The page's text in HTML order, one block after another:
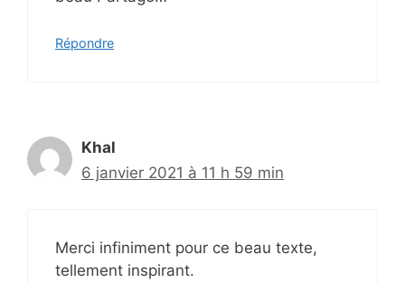
Répondre
Khal
6 janvier 2021 à 11 h 59 min
Merci infiniment pour ce beau texte,
tellement inspirant.